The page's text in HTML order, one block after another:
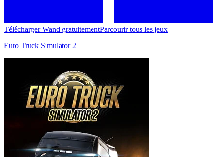
Télécharger Wand gratuitementParcourir tous les jeux
Euro Truck Simulator 2